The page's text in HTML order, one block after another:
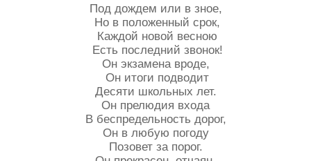
Под дождем или в зное,
Но в положенный срок,
Каждой новой весною
Есть последний звонок!
Он экзамена вроде,
Он итоги подводит
Десяти школьных лет.
Он прелюдия входа
В беспредельность дорог,
Он в любую погоду
Позовет за порог.